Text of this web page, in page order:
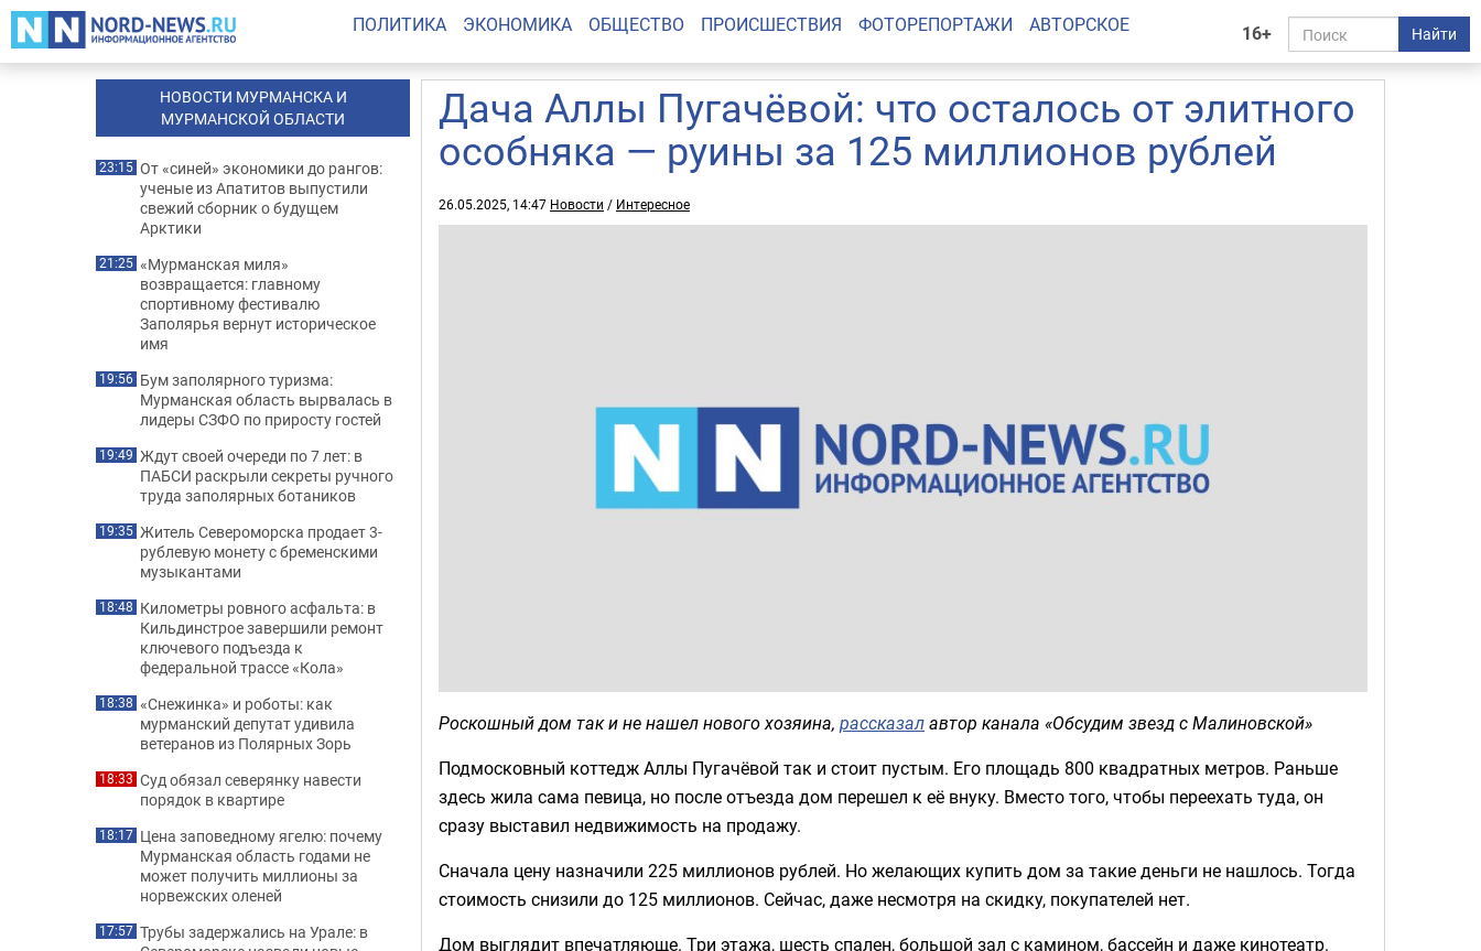
16+ Найти
ПОЛИТИКА ЭКОНОМИКА ОБЩЕСТВО ПРОИСШЕСТВИЯ ФОТОРЕПОРТАЖИ АВТОРСКОЕ
Дача Аллы Пугачёвой: что осталось от элитного
особняка — руины за 125 миллионов рублей
26.05.2025, 14:47 Новости / Интересное
Роскошный дом так и не нашел нового хозяина, рассказалавтор канала «Обсудим звезд с Малиновской»
Подмосковный коттедж Аллы Пугачёвой так и стоит пустым. Его площадь 800 квадратных метров. Раньше
здесь жила сама певица, но после отъезда дом перешел к её внуку. Вместо того, чтобы переехать туда, он
сразу выставил недвижимость на продажу.
Сначала цену назначили 225 миллионов рублей. Но желающих купить дом за такие деньги не нашлось. Тогда
стоимость снизили до 125 миллионов. Сейчас, даже несмотря на скидку, покупателей нет.
Дом выглядит впечатляюще. Три этажа, шесть спален, большой зал с камином, бассейн и даже кинотеатр.
НОВОСТИ МУРМАНСКА И
МУРМАНСКОЙ ОБЛАСТИ
23:15 От «синей» экономики до рангов:
ученые из Апатитов выпустили
свежий сборник о будущем
Арктики
21:25 «Мурманская миля»
возвращается: главному
спортивному фестивалю
Заполярья вернут историческое
имя
19:56 Бум заполярного туризма:
Мурманская область вырвалась в
лидеры СЗФО по приросту гостей
19:49 Ждут своей очереди по 7 лет: в
ПАБСИ раскрыли секреты ручного
труда заполярных ботаников
19:35 Житель Североморска продает 3-
рублевую монету с бременскими
музыкантами
18:48 Километры ровного асфальта: в
Кильдинстрое завершили ремонт
ключевого подъезда к
федеральной трассе «Кола»
18:38 «Снежинка» и роботы: как
мурманский депутат удивила
ветеранов из Полярных Зорь
18:33 Суд обязал северянку навести
порядок в квартире
18:17 Цена заповедному ягелю: почему
Мурманская область годами не
может получить миллионы за
норвежских оленей
17:57 Трубы задержались на Урале: в